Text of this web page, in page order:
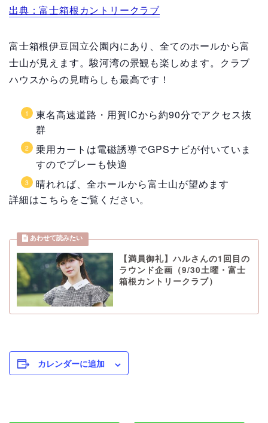
出典：富士箱根カントリークラブ
富士箱根伊豆国立公園内にあり、全てのホールから富
士山が見えます。駿河湾の景観も楽しめます。クラブ
ハウスからの見晴らしも最高です！
東名高速道路・用賀ICから約90分でアクセス抜
群
乗用カートは電磁誘導でGPSナビが付いていま
すのでプレーも快適
晴れれば、全ホールから富士山が望めます
詳細はこちらをご覧ください。
【満員御礼】ハルさんの1回目の
ラウンド企画（9/30土曜・富士
箱根カントリークラブ）
カレンダーに追加